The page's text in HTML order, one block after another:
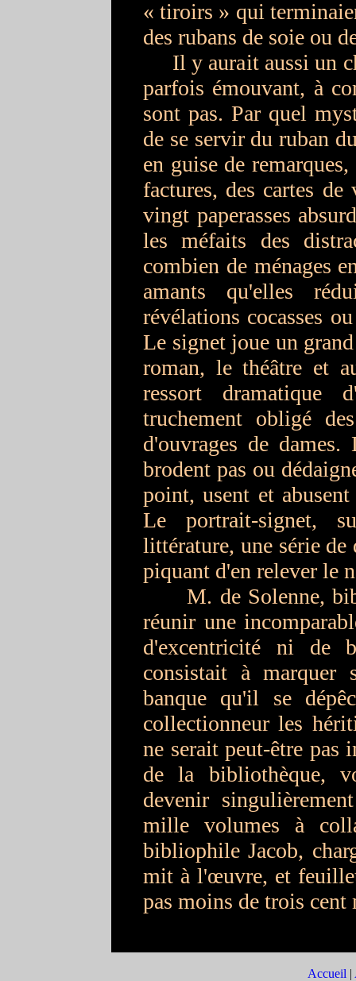
« tiroirs » qui
des rubans de soie ou
Il y aurait aussi un
parfois émouvant, à
sont pas. Par quel
de se servir du ruban
en guise de
factures, des cartes
vingt paperasses
les méfaits des
combien de ménages
amants qu'elles
révélations cocasses
Le signet joue un
roman, le théâtre et
ressort dramatique
truchement obligé
d'ouvrages de
brodent pas ou
point, usent et
Le portrait-signet,
littérature, une série
piquant d'en relever le
M. de Solenne,
réunir une
d'excentricité ni de
consistait à marquer
banque qu'il se
collectionneur les
ne serait peut-être pas
de la bibliothèque,
devenir
mille volumes à
bibliophile Jacob,
mit à l'œuvre, et
pas moins de trois
Accueil |